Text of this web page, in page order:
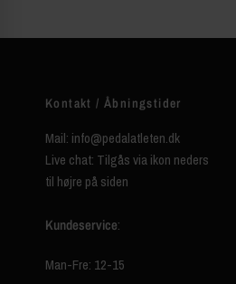
Kontakt / Åbningstider
Mail: info@pedalatleten.dk
Live chat: Tilgås via ikon neders
til højre på siden
Kundeservice:
Man-Fre: 12-15